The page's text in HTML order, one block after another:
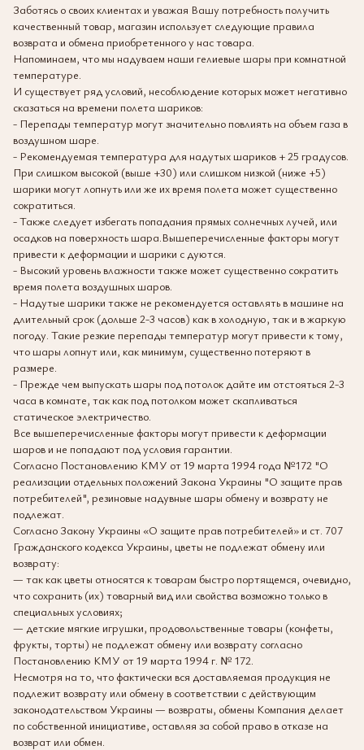
Заботясь о своих клиентах и уважая Вашу потребность получить
качественный товар, магазин использует следующие правила
возврата и обмена приобретенного у нас товара.
Напоминаем, что мы надуваем наши гелиевые шары при комнатной
температуре.
И существует ряд условий, несоблюдение которых может негативно
сказаться на времени полета шариков:
- Перепады температур могут значительно повлиять на объем газа в
воздушном шаре.
- Рекомендуемая температура для надутых шариков + 25 градусов.
При слишком высокой (выше +30) или слишком низкой (ниже +5)
шарики могут лопнуть или же их время полета может существенно
сократиться.
- Также следует избегать попадания прямых солнечных лучей, или
осадков на поверхность шара.Вышеперечисленные факторы могут
привести к деформации и шарики с дуются.
- Высокий уровень влажности также может существенно сократить
время полета воздушных шаров.
- Надутые шарики также не рекомендуется оставлять в машине на
длительный срок (дольше 2-3 часов) как в холодную, так и в жаркую
погоду. Такие резкие перепады температур могут привести к тому,
что шары лопнут или, как минимум, существенно потеряют в
размере.
- Прежде чем выпускать шары под потолок дайте им отстояться 2-3
часа в комнате, так как под потолком может скапливаться
статическое электричество.
Все вышеперечисленные факторы могут привести к деформации
шаров и не попадают под условия гарантии.
Согласно Постановлению КМУ от 19 марта 1994 года №172 "О
реализации отдельных положений Закона Украины "О защите прав
потребителей", резиновые надувные шары обмену и возврату не
подлежат.
Согласно Закону Украины «О защите прав потребителей» и ст. 707
Гражданского кодекса Украины, цветы не подлежат обмену или
возврату:
— так как цветы относятся к товарам быстро портящемся, очевидно,
что сохранить (их) товарный вид или свойства возможно только в
специальных условиях;
— детские мягкие игрушки, продовольственные товары (конфеты,
фрукты, торты) не подлежат обмену или возврату согласно
Постановлению КМУ от 19 марта 1994 г. № 172.
Несмотря на то, что фактически вся доставляемая продукция не
подлежит возврату или обмену в соответствии с действующим
законодательством Украины — возвраты, обмены Компания делает
по собственной инициативе, оставляя за собой право в отказе на
возврат или обмен.